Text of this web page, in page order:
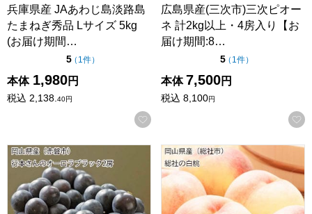
兵庫県産 JAあわじ島淡路島
たまねぎ秀品 Lサイズ 5kg
(お届け期間…
5点（5点満点中）
（ 1件の評価
）
本体 1,980円
税込 2,138.40円
お気に入りに登録する
広島県産(三次市)三次ピオー
ネ 計2kg以上・4房入り【お
届け期間:8…
5点（5点満点中）
（ 1件の評価
）
本体 7,500円
税込 8,100円
岡山県産(赤磐市)行本さんのオーロラブラック2房 計1kg以
岡山県産(総社市)総社の白桃